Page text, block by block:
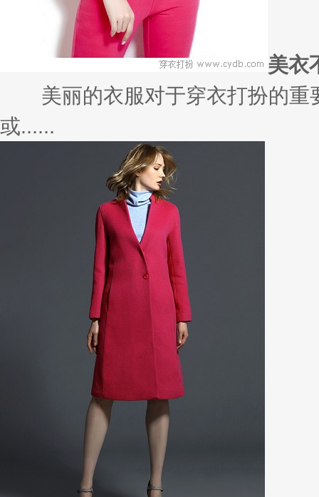
这个世界上还有不爱鞋的女人吗
很多时候，许多人觉得，一个人